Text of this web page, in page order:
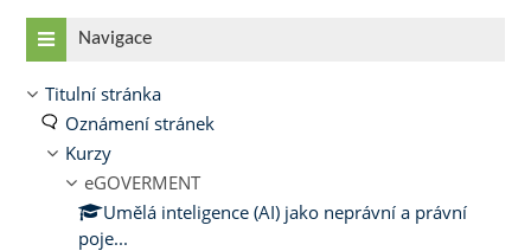
Přeskočit: Navigace
Navigace
Titulní stránka
Oznámení stránek
Kurzy
eGOVERMENT
Umělá inteligence (AI) jako neprávní a právní
poje...